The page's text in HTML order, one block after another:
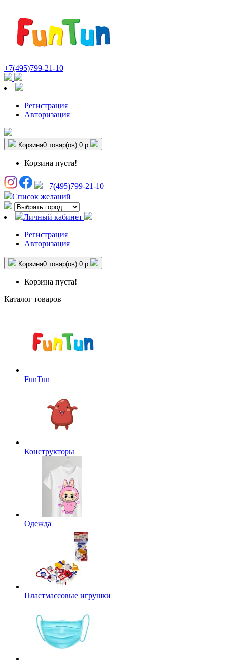
+7(495)799-21-10
Регистрация
Авторизация
Корзина0 товар(ов) 0 р.
Корзина пуста!
+7(495)799-21-10
Список желаний
Личный кабинет
Регистрация
Авторизация
Корзина0 товар(ов) 0 р.
Корзина пуста!
Каталог товаров
FunTun
Конструкторы
Одежда
Пластмассовые игрушки